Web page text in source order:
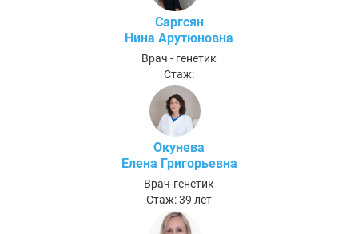
Саргсян
Нина Арутюновна
Врач - генетик
Стаж:
Окунева
Елена Григорьевна
Врач-генетик
Стаж: 39 лет